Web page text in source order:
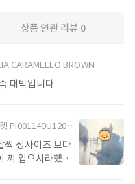
상품 연관 리뷰 0
CARAMELLO BROWN
대박입니다
9389 Black
짝 정사이즈 보다
껴 입으시라했어